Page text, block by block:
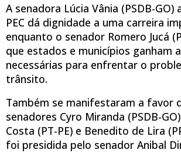
A senadora Lúcia Vânia (PSDB-GO)
PEC dá dignidade a uma carreira
enquanto o senador Romero Jucá
que estados e municípios ganham
necessárias para enfrentar o
trânsito.
Também se manifestaram a favor
senadores Cyro Miranda (PSDB-
Costa (PT-PE) e Benedito de Lira
foi presidida pelo senador Anibal